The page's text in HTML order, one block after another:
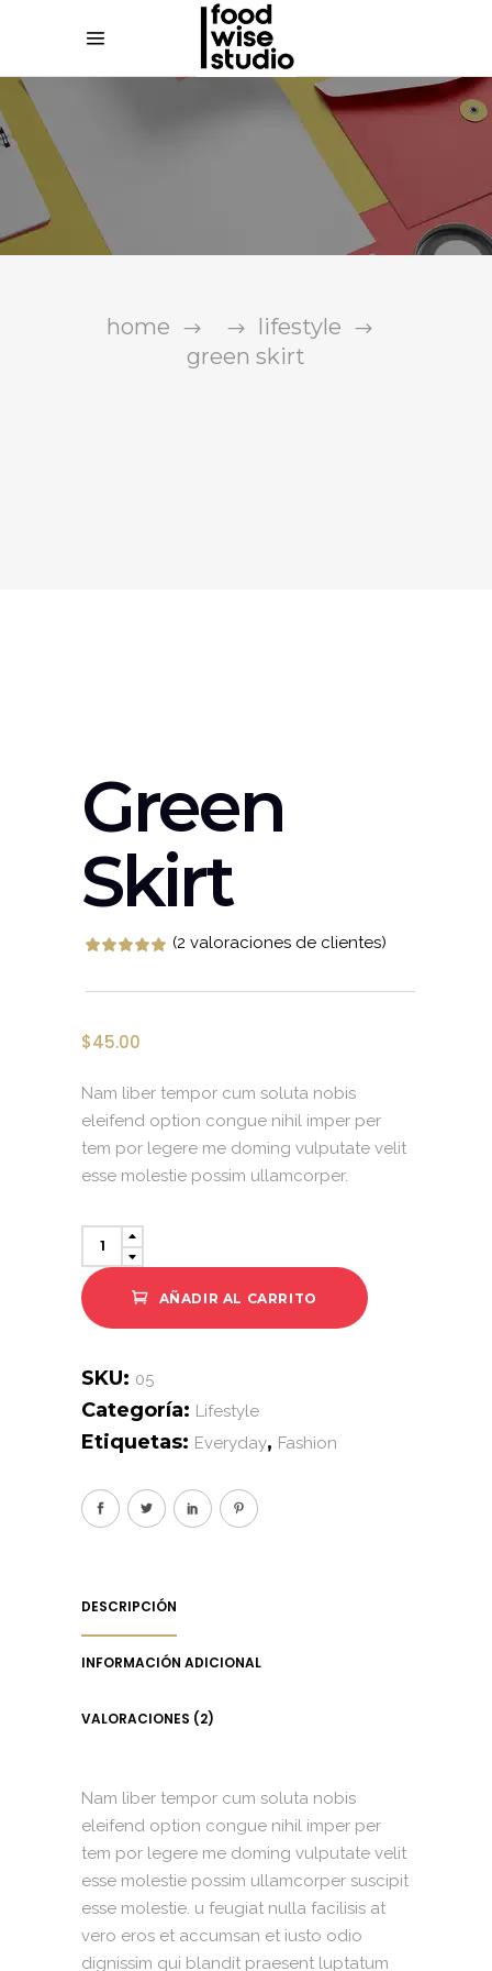
home
lifestyle
green skirt
Green
Skirt
Valorado5.00sobre 5
2
(2 valoraciones de clientes)
$45.00
Nam liber tempor cum soluta nobis
eleifend option congue nihil imper per
tem por legere me doming vulputate velit
esse molestie possim ullamcorper.
AÑADIR AL CARRITO
SKU: 05
Categoría: Lifestyle
Etiquetas: Everyday, Fashion
DESCRIPCIÓN
INFORMACIÓN ADICIONAL
VALORACIONES (2)
Nam liber tempor cum soluta nobis
eleifend option congue nihil imper per
tem por legere me doming vulputate velit
esse molestie possim ullamcorper suscipit
esse molestie. u feugiat nulla facilisis at
vero eros et accumsan et iusto odio
dignissim qui blandit praesent luptatum